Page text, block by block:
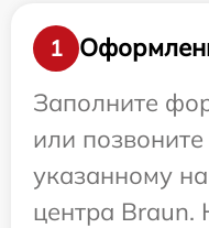
1
Заполните
или
указанному
центра